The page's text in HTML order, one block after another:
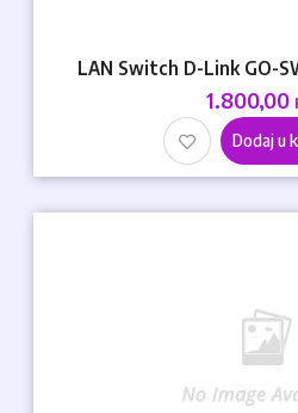
LAN Switch D-Link GO-
1.800,00
Dodaj u